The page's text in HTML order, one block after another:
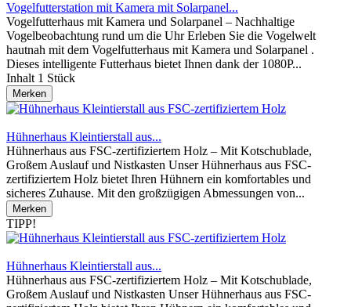
Vogelfutterstation mit Kamera mit Solarpanel...
Vogelfutterhaus mit Kamera und Solarpanel – Nachhaltige
Vogelbeobachtung rund um die Uhr Erleben Sie die Vogelwelt
hautnah mit dem Vogelfutterhaus mit Kamera und Solarpanel .
Dieses intelligente Futterhaus bietet Ihnen dank der 1080P...
Inhalt 1 Stück
Merken
Hühnerhaus Kleintierstall aus...
Hühnerhaus aus FSC-zertifiziertem Holz – Mit Kotschublade,
Großem Auslauf und Nistkasten Unser Hühnerhaus aus FSC-
zertifiziertem Holz bietet Ihren Hühnern ein komfortables und
sicheres Zuhause. Mit den großzügigen Abmessungen von...
Merken
TIPP!
Hühnerhaus Kleintierstall aus...
Hühnerhaus aus FSC-zertifiziertem Holz – Mit Kotschublade,
Großem Auslauf und Nistkasten Unser Hühnerhaus aus FSC-